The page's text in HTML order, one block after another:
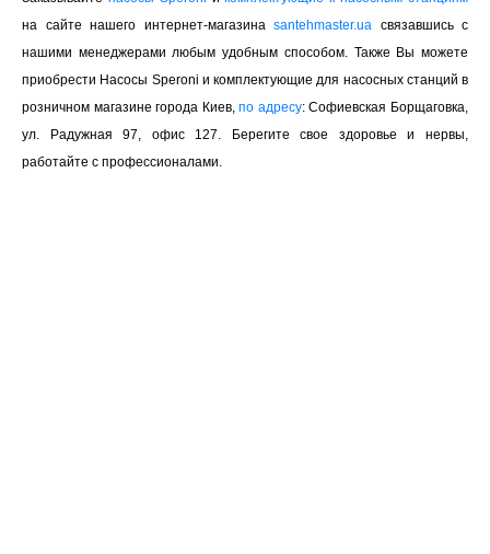
на сайте нашего интернет-магазина santehmaster.ua связавшись с
нашими менеджерами любым удобным способом. Также Вы можете
приобрести Насосы Speroni и комплектующие для насосных станций в
розничном магазине города Киев,по адресу: Софиевская Борщаговка,
ул. Радужная 97, офис 127. Берегите свое здоровье и нервы,
работайте с профессионалами.